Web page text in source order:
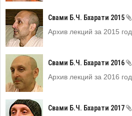
Свами Б.Ч. Бхарати 2015
Архив лекций за 2015 год
Свами Б.Ч. Бхарати 2016
Архив лекций за 2016 год
Свами Б.Ч. Бхарати 2017